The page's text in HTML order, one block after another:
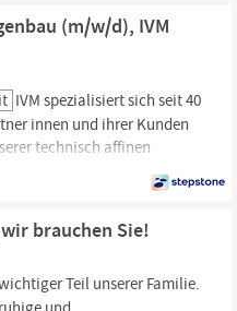
(m/w/d), IVM
IVM spezialisiert sich seit 40
innen und ihrer Kunden
technisch affinen
Wunsch zu erfüllen.
Sie an spannenden
Job-Nr.: 107166
brauchen Sie!
Teil unserer Familie.